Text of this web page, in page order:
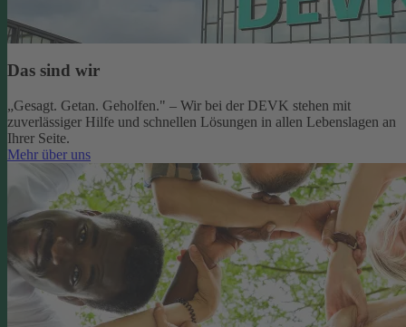
Das sind wir
„Gesagt. Getan. Geholfen." – Wir bei der DEVK stehen mit
zuverlässiger Hilfe und schnellen Lösungen in allen Lebenslagen an
Ihrer Seite.
Mehr über uns